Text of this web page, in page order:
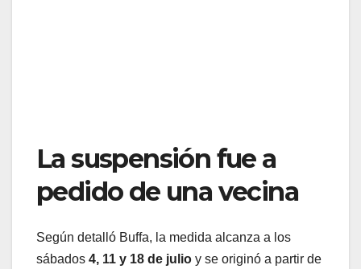
La suspensión fue a
pedido de una vecina
Según detalló Buffa, la medida alcanza a los
sábados 4, 11 y 18 de julio y se originó a partir de